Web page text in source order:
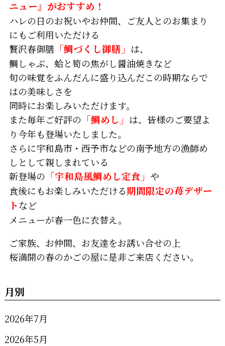
ニュー』がおすすめ！
ハレの日のお祝いやお仲間、ご友人とのお集まり
にもご利用いただける
贅沢春御膳 「鯛づくし御膳」 は、
鯛しゃぶ、蛤と筍の焦がし醤油焼きなど
旬の味覚をふんだんに盛り込んだこの時期ならで
はの美味しさを
同時にお楽しみいただけます。
また毎年ご好評の 「鯛めし」 は、皆様のご要望よ
り今年も登場いたしました。
さらに宇和島市・西予市などの南予地方の漁師め
しとして親しまれている
新登場の 「宇和島風鯛めし定食」 や
食後にもお楽しみいただける期間限定の苺デザー
ト など
メニューが春一色に衣替え。
ご家族、お仲間、お友達をお誘い合せの上
桜満開の春のかごの屋に是非ご来店ください。
月別
2026年7月
2026年5月